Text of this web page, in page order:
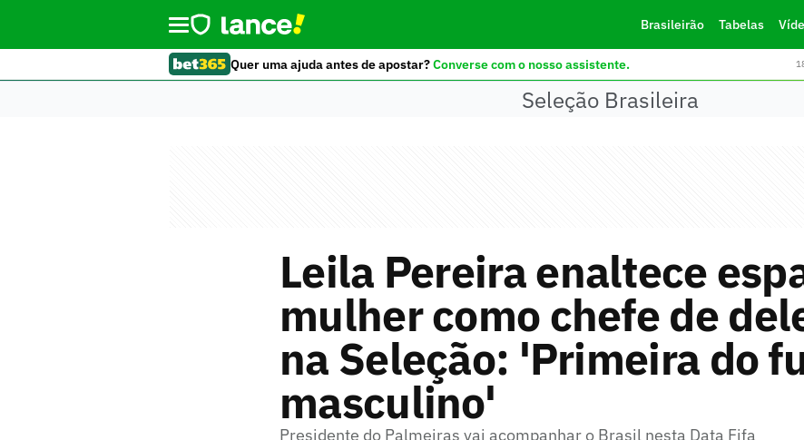
Brasileirão Tabelas
Quer uma ajuda antes de apostar?Converse com o nosso assistente.
Seleção Brasileira
Leila Pereira enaltece
mulher como chefe de
na Seleção: 'Primeira do
masculino'
Presidente do Palmeiras vai acompanhar o Brasil nesta Data Fifa